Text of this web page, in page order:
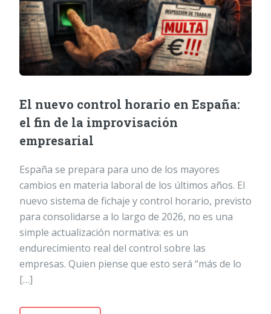
El nuevo control horario en España:
el fin de la improvisación
empresarial
España se prepara para uno de los mayores
cambios en materia laboral de los últimos años. El
nuevo sistema de fichaje y control horario, previsto
para consolidarse a lo largo de 2026, no es una
simple actualización normativa: es un
endurecimiento real del control sobre las
empresas. Quien piense que esto será “más de lo
[…]